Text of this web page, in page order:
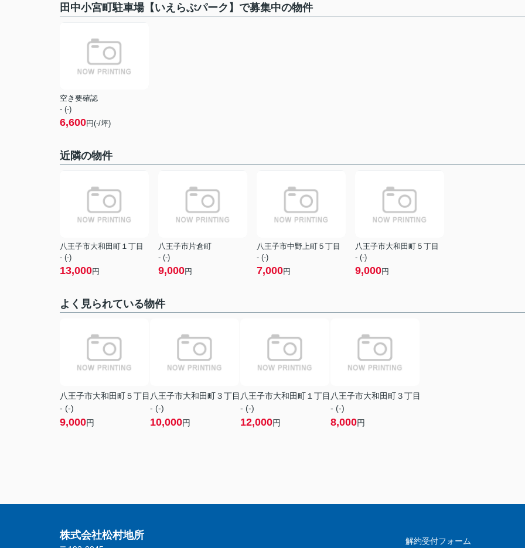
田中小宮町駐車場【いえらぶパーク】で募集中の物件
空き要確認
- (-)
6,600円(-/坪)
近隣の物件
八王子市大和田町１丁目
- (-)
13,000円
八王子市片倉町
- (-)
9,000円
八王子市中野上町５丁目
- (-)
7,000円
八王子市大和田町５丁目
- (-)
9,000円
よく見られている物件
八王子市大和田町５丁目
- (-)
9,000円
八王子市大和田町３丁目
- (-)
10,000円
八王子市大和田町１丁目
- (-)
12,000円
八王子市大和田町３丁目
- (-)
8,000円
株式会社松村地所 解約受付フォーム